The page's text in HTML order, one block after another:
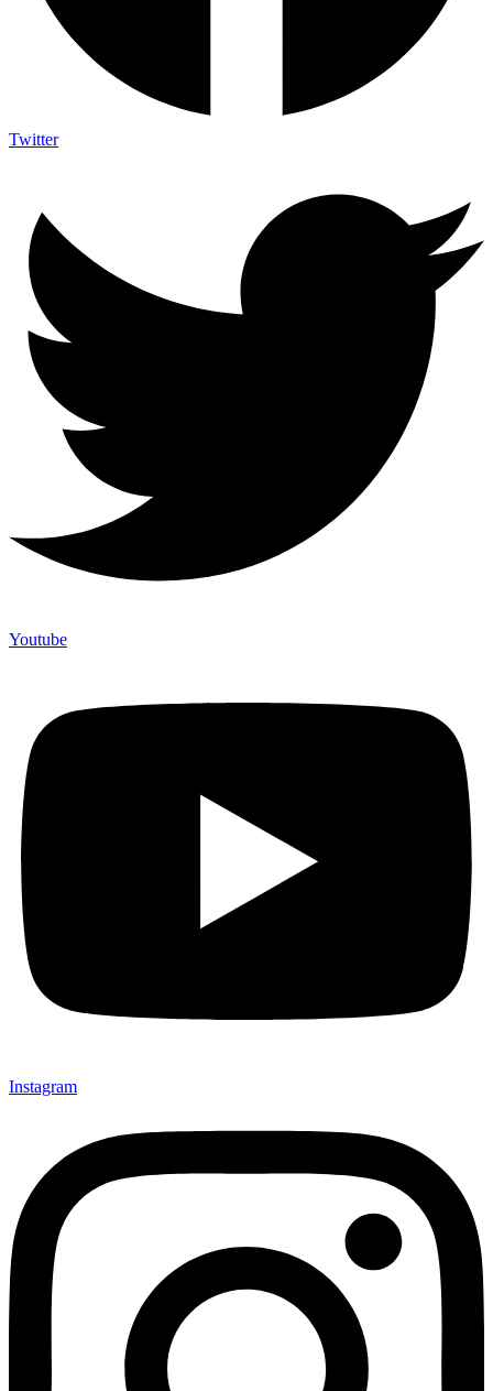
Twitter
Youtube
Instagram